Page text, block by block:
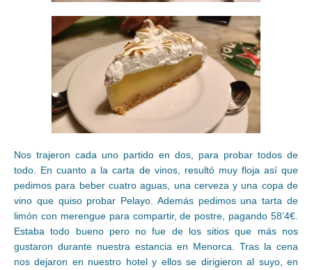
Nos trajeron cada uno partido en dos, para probar todos de
todo. En cuanto a la carta de vinos, resultó muy floja así que
pedimos para beber cuatro aguas, una cerveza y una copa de
vino que quiso probar Pelayo. Además pedimos una tarta de
limón con merengue para compartir, de postre, pagando 58’4€.
Estaba todo bueno pero no fue de los sitios que más nos
gustaron durante nuestra estancia en Menorca. Tras la cena
nos dejaron en nuestro hotel y ellos se dirigieron al suyo, en